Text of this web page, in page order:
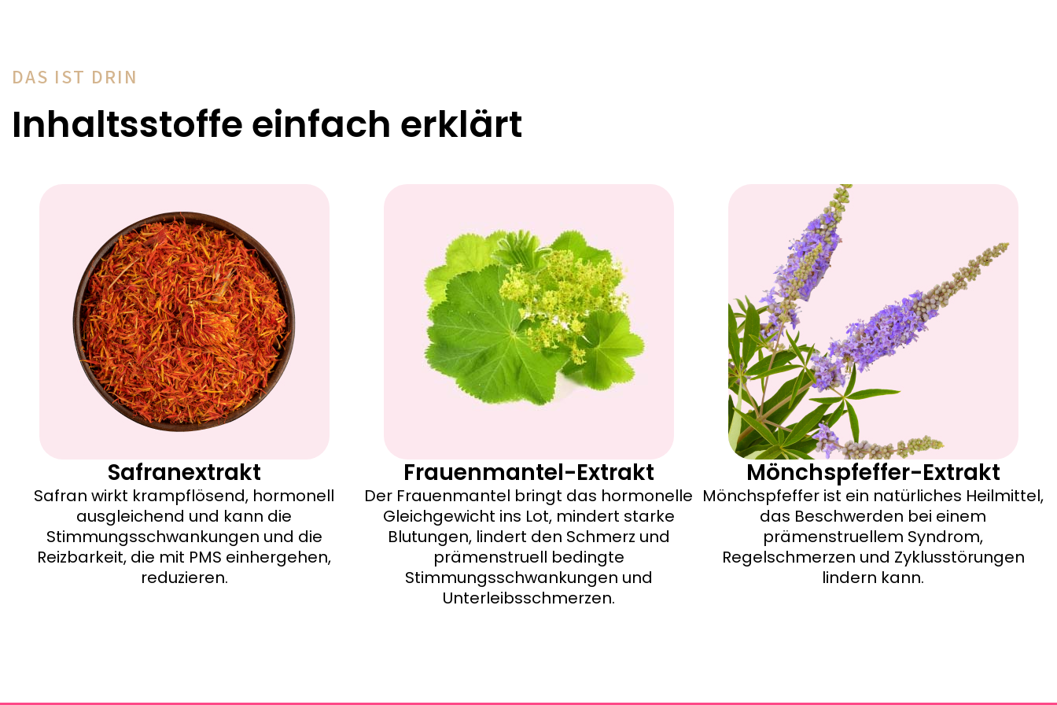
DAS IST DRIN
Inhaltsstoffe einfach erklärt
Safranextrakt
Safran wirkt krampflösend, hormonell
ausgleichend und kann die
Stimmungsschwankungen und die
Reizbarkeit, die mit PMS einhergehen,
reduzieren.
Frauenmantel-Extrakt
Der Frauenmantel bringt das hormonelle
Gleichgewicht ins Lot, mindert starke
Blutungen, lindert den Schmerz und
prämenstruell bedingte
Stimmungsschwankungen und
Unterleibsschmerzen.
Mönchspfeffer-Extrakt
Mönchspfeffer ist ein natürliches Heilmittel,
das Beschwerden bei einem
prämenstruellem Syndrom,
Regelschmerzen und Zyklusstörungen
lindern kann.